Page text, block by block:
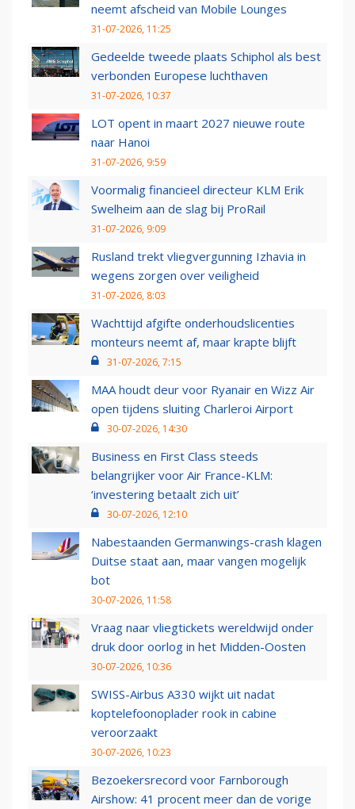
neemt afscheid van Mobile Lounges
31-07-2026, 11:25
Gedeelde tweede plaats Schiphol als best
verbonden Europese luchthaven
31-07-2026, 10:37
LOT opent in maart 2027 nieuwe route
naar Hanoi
31-07-2026, 9:59
Voormalig financieel directeur KLM Erik
Swelheim aan de slag bij ProRail
31-07-2026, 9:09
Rusland trekt vliegvergunning Izhavia in
wegens zorgen over veiligheid
31-07-2026, 8:03
Wachttijd afgifte onderhoudslicenties
monteurs neemt af, maar krapte blijft
31-07-2026, 7:15
MAA houdt deur voor Ryanair en Wizz Air
open tijdens sluiting Charleroi Airport
30-07-2026, 14:30
Business en First Class steeds
belangrijker voor Air France-KLM:
‘investering betaalt zich uit’
30-07-2026, 12:10
Nabestaanden Germanwings-crash klagen
Duitse staat aan, maar vangen mogelijk
bot
30-07-2026, 11:58
Vraag naar vliegtickets wereldwijd onder
druk door oorlog in het Midden-Oosten
30-07-2026, 10:36
SWISS-Airbus A330 wijkt uit nadat
koptelefoonoplader rook in cabine
veroorzaakt
30-07-2026, 10:23
Bezoekersrecord voor Farnborough
Airshow: 41 procent meer dan de vorige